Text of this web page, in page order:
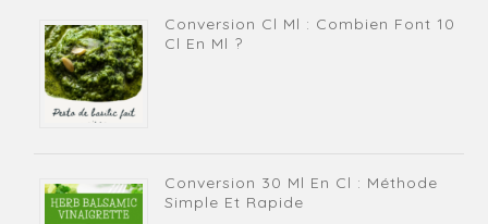
Conversion Cl Ml : Combien Font 10
Cl En Ml ?
Conversion 30 Ml En Cl : Méthode
Simple Et Rapide